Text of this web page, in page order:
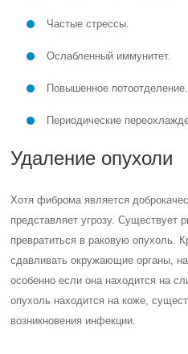
Частые стрессы.
Ослабленный иммунитет.
Повышенное потоотделение.
Периодические
Удаление опухоли
Хотя фиброма является
представляет угрозу. Существует
превратиться в раковую опухоль.
сдавливать окружающие органы,
особенно если она находится на
опухоль находится на коже,
возникновения инфекции.